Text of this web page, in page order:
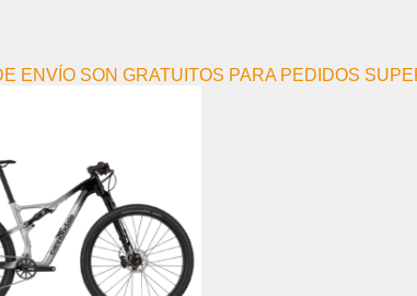
ENVÍO SON GRATUITOS PARA PEDIDOS